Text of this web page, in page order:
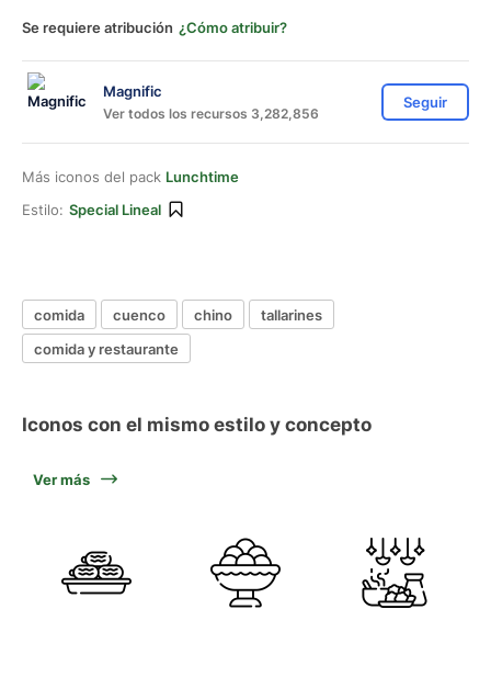
Se requiere atribución ¿Cómo atribuir?
Magnific
Ver todos los recursos 3,282,856
Seguir
Más iconos del pack Lunchtime
Estilo: Special Lineal
comida cuenco chino
tallarines
comida y restaurante
Iconos con el mismo estilo y concepto
Ver más